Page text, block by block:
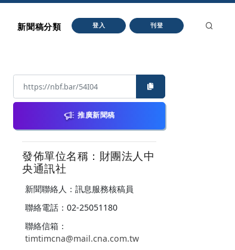
新聞稿分類 登入 刊登
推廣新聞稿
發佈單位名稱：財團法人中
央通訊社
新聞聯絡人：訊息服務核稿員
聯絡電話：02-25051180
聯絡信箱：
timtimcna@mail.cna.com.tw